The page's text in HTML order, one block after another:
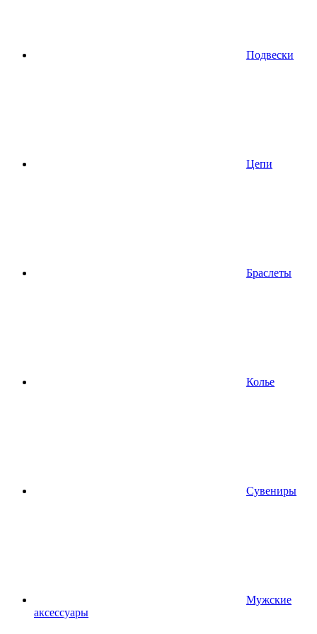
Подвески
Цепи
Браслеты
Колье
Сувениры
Мужские
аксессуары